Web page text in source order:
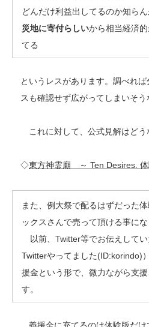
どんだけ利益出してるのか知ら
災地に寄付らしいから相当経済
てる
というレスがあります。調べれ
スも確認せず広がってしまいそう
これに対して、公式見解はどう
◇東方神霊廟 ～ Ten Desires. 体
また、例大祭で配るはずだった
ックスさんで売って頂ける事にな
以前、Twitter等でお伝えして
Twitterやってました(ID:korindo)
援金という形で、微力ながら支
す。